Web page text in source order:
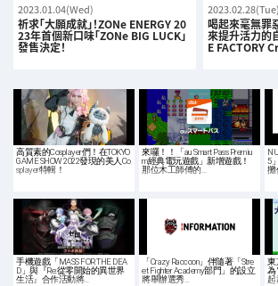
2023.01.04(Wed)
祈求「大願成就」！ZONe ENERGY 20
23年首個新口味「ZONe BIG LUCK」
發售決定！
2023.02.28(Tue)
喝起來毫無罪
來提升活力的
E FACTORY
高質素的Cosplayer們！在TOKYO
GAME SHOW 2022發現的美人Co
splayer特輯！
來囉！！「au Smart Pass Premiu
m經典電玩遊戲」新增遊戲！
那位木工師傅的…
5
攤
手機遊戲「MASS FOR THE DEA
D」與『Re:從零開始的異世界
生活』合作活動將…
「Crazy Raccoon」伴隨著「Stre
et Fighter Academy部門」的設立
將舉辦選秀…
東
為
起